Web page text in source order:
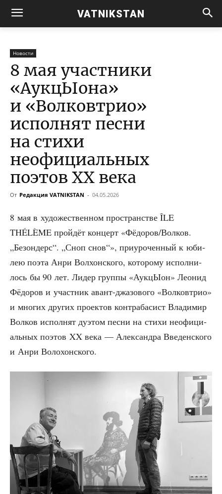
VATNIKSTAN
Новости
8 мая участники
«АукцЫона»
и «Волковтрио»
исполнят песни
на стихи
неофициальных
поэтов XX века
От Редакция VATNIKSTAN - 04.05.2026
8 мая в худо­же­ствен­ном про­стран­стве ÎLE
THÉLÈME прой­дёт кон­церт «Фёдоров/Волков.
„Без­он­дерс“. „Сноп снов“», при­уро­чен­ный к юби­
лею поэта Анри Вол­хон­ско­го, кото­ро­му испол­ни­
лось бы 90 лет. Лидер груп­пы «Аук­цЫ­он» Лео­нид
Фёдо­ров и участ­ник авант-джа­зо­во­го «Вол­ко­втрио»
и мно­гих дру­гих про­ек­тов кон­тра­ба­сист Вла­ди­мир
Вол­ков испол­нят дуэ­том пес­ни на сти­хи неофи­ци­
аль­ных поэтов XX века — Алек­сандра Вве­ден­ско­го
и Анри Волохонского.